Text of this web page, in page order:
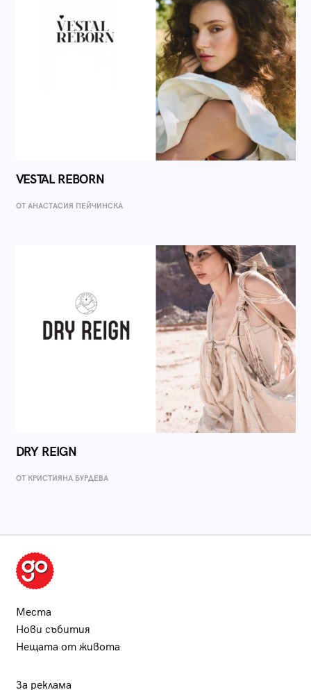
VESTAL REBORN
ОТ AНАСТАСИЯ ПЕЙЧИНСКА
DRY REIGN
ОТ КРИСТИЯНА БУРДЕВА
Места
Нови събития
Нещата от живота
За реклама